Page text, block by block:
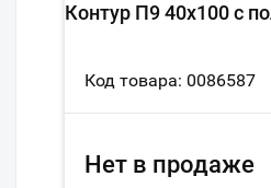
Контур П9 40х100 с
Код товара: 0086587
Нет в продаже